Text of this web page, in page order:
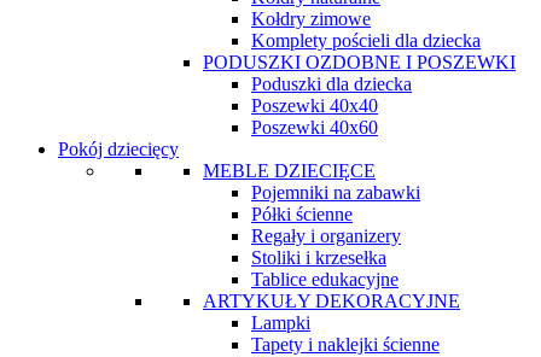
Kołdry zimowe
Komplety pościeli dla dziecka
PODUSZKI OZDOBNE I POSZEWKI
Poduszki dla dziecka
Poszewki 40x40
Poszewki 40x60
Pokój dziecięcy
MEBLE DZIECIĘCE
Pojemniki na zabawki
Półki ścienne
Regały i organizery
Stoliki i krzesełka
Tablice edukacyjne
ARTYKUŁY DEKORACYJNE
Lampki
Tapety i naklejki ścienne